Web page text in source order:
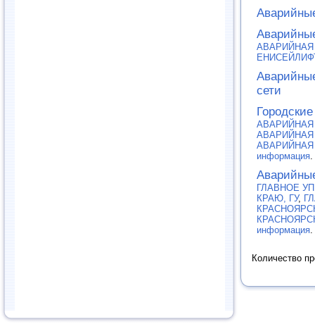
сети
информация
ГЛАВНОЕ
КРАЮ, ГУ,
информация
Количество